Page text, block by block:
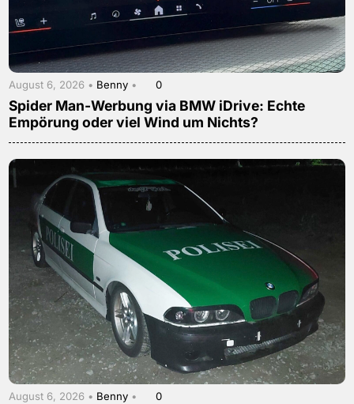
August 6, 2026 • Benny • 0
Spider Man-Werbung via BMW iDrive: Echte
Empörung oder viel Wind um Nichts?
August 6, 2026 • Benny • 0